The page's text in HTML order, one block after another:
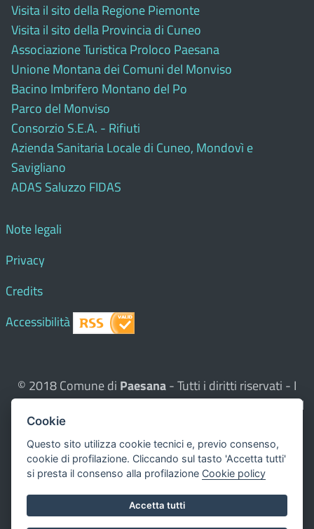
Visita il sito della Regione Piemonte
Visita il sito della Provincia di Cuneo
Associazione Turistica Proloco Paesana
Unione Montana dei Comuni del Monviso
Bacino Imbrifero Montano del Po
Parco del Monviso
Consorzio S.E.A. - Rifiuti
Azienda Sanitaria Locale di Cuneo, Mondovì e
Savigliano
ADAS Saluzzo FIDAS
Note legali
Privacy
Credits
Accessibilità
© 2018 Comune di Paesana- Tutti i diritti riservati - I
contenuti del sito, testi e immagini sono di proprietà del
Comune - CMS:
Questo sito utilizza, nella versione per UTENTI CON
DISLESSIA,Biancoenero ®, una font italiana ad Alta
Leggibilità.
Valuta questo sito
Cookie
Questo sito utilizza cookie tecnici e, previo consenso,
cookie di profilazione. Cliccando sul tasto 'Accetta tutti'
si presta il consenso alla profilazione Cookie policy
Accetta tutti